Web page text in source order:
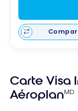
Carte Visa
AéroplanMD